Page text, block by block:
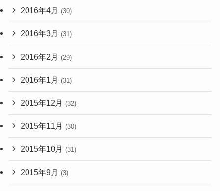
2016年4月 (30)
2016年3月 (31)
2016年2月 (29)
2016年1月 (31)
2015年12月 (32)
2015年11月 (30)
2015年10月 (31)
2015年9月 (3)